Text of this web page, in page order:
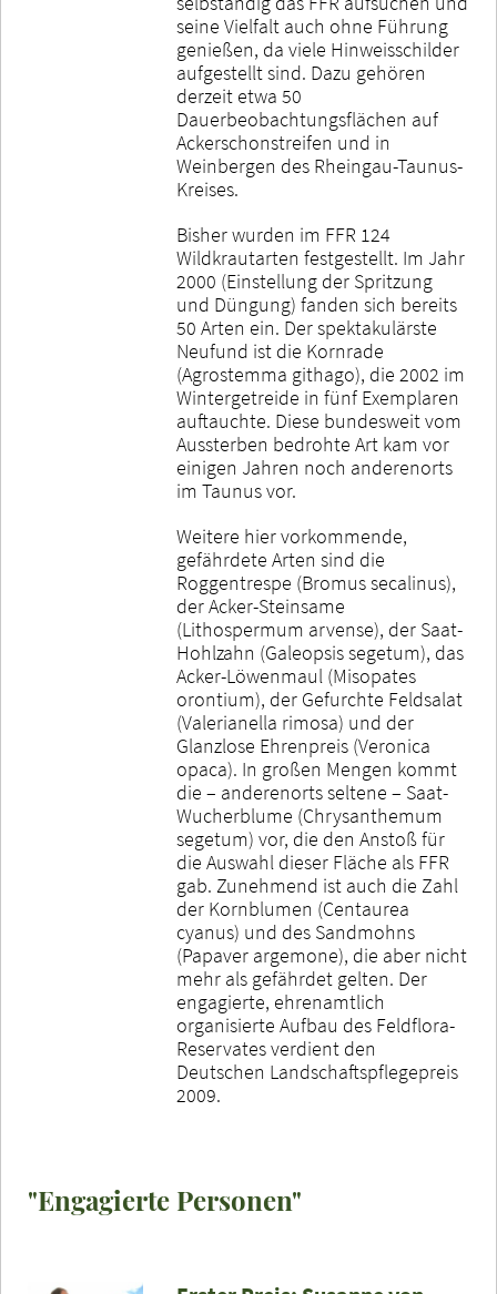
seine Vielfalt auch ohne Führung
genießen, da viele Hinweisschilder
aufgestellt sind. Dazu gehören
derzeit etwa 50
Dauerbeobachtungsflächen auf
Ackerschonstreifen und in
Weinbergen des Rheingau-Taunus-
Kreises.
Bisher wurden im FFR 124
Wildkrautarten festgestellt. Im Jahr
2000 (Einstellung der Spritzung
und Düngung) fanden sich bereits
50 Arten ein. Der spektakulärste
Neufund ist die Kornrade
(Agrostemma githago), die 2002 im
Wintergetreide in fünf Exemplaren
auftauchte. Diese bundesweit vom
Aussterben bedrohte Art kam vor
einigen Jahren noch anderenorts
im Taunus vor.
Weitere hier vorkommende,
gefährdete Arten sind die
Roggentrespe (Bromus secalinus),
der Acker-Steinsame
(Lithospermum arvense), der Saat-
Hohlzahn (Galeopsis segetum), das
Acker-Löwenmaul (Misopates
orontium), der Gefurchte Feldsalat
(Valerianella rimosa) und der
Glanzlose Ehrenpreis (Veronica
opaca). In großen Mengen kommt
die – anderenorts seltene – Saat-
Wucherblume (Chrysanthemum
segetum) vor, die den Anstoß für
die Auswahl dieser Fläche als FFR
gab. Zunehmend ist auch die Zahl
der Kornblumen (Centaurea
cyanus) und des Sandmohns
(Papaver argemone), die aber nicht
mehr als gefährdet gelten. Der
engagierte, ehrenamtlich
organisierte Aufbau des Feldflora-
Reservates verdient den
Deutschen Landschaftspflegepreis
2009.
"Engagierte Personen"